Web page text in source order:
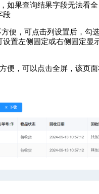
如果查询结果字段无法看
段
方便，可点击列设置后，
置左侧固定或右侧固定
便，可以点击全屏，该页